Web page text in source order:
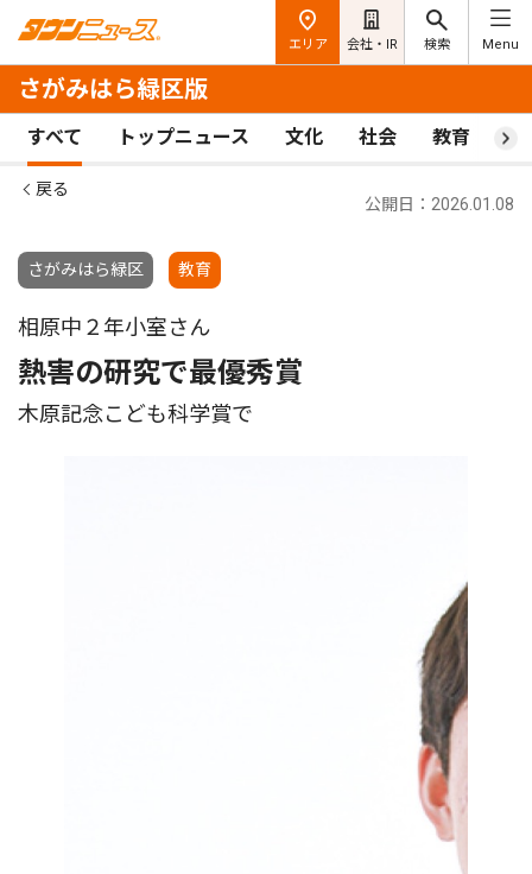
エリア 会社・IR 検索 Menu
さがみはら緑区版
すべて トップニュース 文化 社会 教育 ス
戻る
さがみはら緑区 教育
公開日：2026.01.08
相原中２年小室さん
熱害の研究で最優秀賞
木原記念こども科学賞で